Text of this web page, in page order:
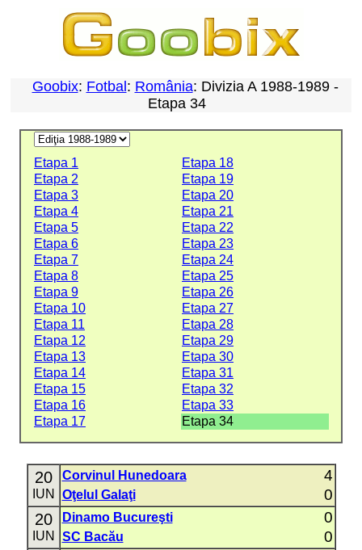
Goobix: Fotbal : România: Divizia A 1988-1989 -
Etapa 34
Etapa 1
Etapa 18
Etapa 2
Etapa 19
Etapa 3
Etapa 20
Etapa 4
Etapa 21
Etapa 5
Etapa 22
Etapa 6
Etapa 23
Etapa 7
Etapa 24
Etapa 8
Etapa 25
Etapa 9
Etapa 26
Etapa 10
Etapa 27
Etapa 11
Etapa 28
Etapa 12
Etapa 29
Etapa 13
Etapa 30
Etapa 14
Etapa 31
Etapa 15
Etapa 32
Etapa 16
Etapa 33
Etapa 17
Etapa 34
20
IUN
Corvinul Hunedoara 4
Oţelul Galaţi 0
20
IUN
Dinamo Bucureşti 0
SC Bacău 0